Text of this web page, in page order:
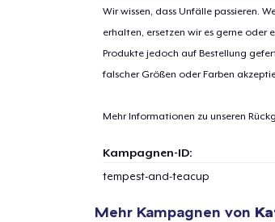
Wir wissen, dass Unfälle passieren.
erhalten, ersetzen wir es gerne oder
Produkte jedoch auf Bestellung
falscher Größen oder Farben
Mehr Informationen zu unseren
Kampagnen-ID:
tempest-and-teacup
Mehr Kampagnen von